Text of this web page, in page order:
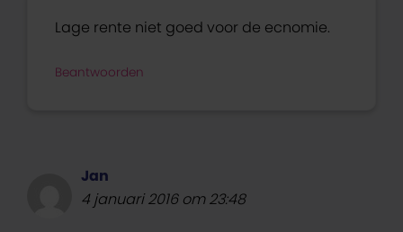
Lage rente niet goed voor de ecnomie.
Beantwoorden
Jan
4 januari 2016 om 23:48